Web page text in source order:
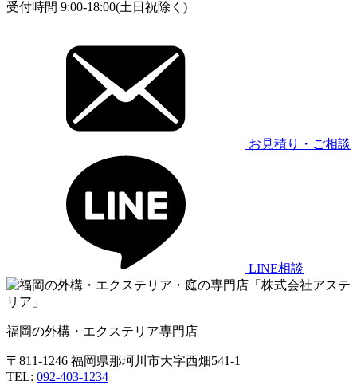
受付時間 9:00-18:00(土日祝除く)
お見積り・ご相談
LINE相談
福岡の外構・エクステリア専門店
〒811-1246 福岡県那珂川市大字西畑541-1
TEL: 092-403-1234